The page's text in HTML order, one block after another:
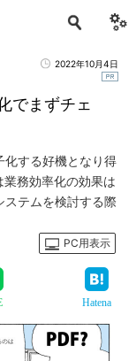
2022年10月4日
でまずチェ
化する好機となり得
務効率化の効果は
テムを検討する際
PC用表示
Hatena